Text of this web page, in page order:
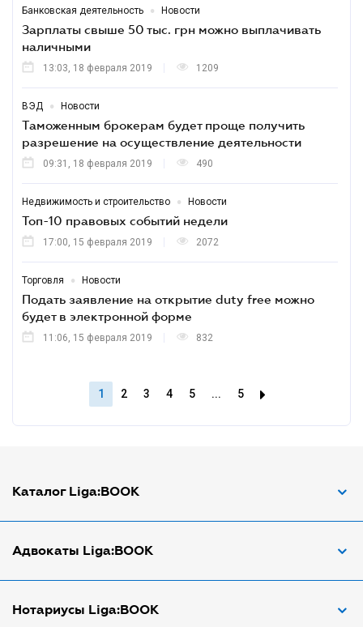
Банковская деятельность • Новости
Зарплаты свыше 50 тыс. грн можно выплачивать
наличными
13:03, 18 февраля 2019 1209
ВЭД • Новости
Таможенным брокерам будет проще получить
разрешение на осуществление деятельности
09:31, 18 февраля 2019 490
Недвижимость и строительство • Новости
Топ-10 правовых событий недели
17:00, 15 февраля 2019 2072
Торговля • Новости
Подать заявление на открытие duty free можно
будет в электронной форме
11:06, 15 февраля 2019 832
1 2 3 4 5 ... 5
Каталог Liga:BOOK
Адвокат по трудовым спорам
Арбитражный управляющий
Адвокаты Liga:BOOK
Адвокаты в Днепре
Нотариусы Liga:BOOK